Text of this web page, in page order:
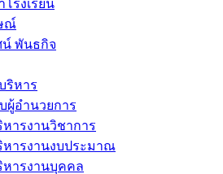
รงเรียน
ณ์
พันธกิจ
ริหาร
ผู้อำนวยการ
ารงานวิชาการ
หารงานงบประมาณ
หารงานบุคคล